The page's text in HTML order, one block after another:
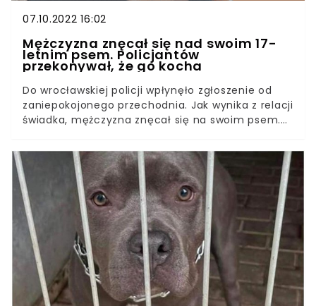
07.10.2022 16:02
Mężczyzna znęcał się nad swoim 17-
letnim psem. Policjantów
przekonywał, że go kocha
Do wrocławskiej policji wpłynęło zgłoszenie od
zaniepokojonego przechodnia. Jak wynika z relacji
świadka, mężczyzna znęcał się na swoim psem.
okazało się że jest w podeszłym wieku. Właściciel
psiego staruszka usłyszał już zarzuty.Mimo że
osoby podnoszące rękę na swoich
podopiecznych coraz częściej ponoszą
konsekwencje prawne, niestety znęcanie nad
zwierzętami to wciąż aktualny problem, którego
nie da się całkowicie zlikwidować. Ważne
natomiast, aby będąc świadkiem takiej sytuacji
zaalarmować odpowiednie służby. W ten sposób
można pomóc biednym zwierzakom, które
pozostają bezbronne.